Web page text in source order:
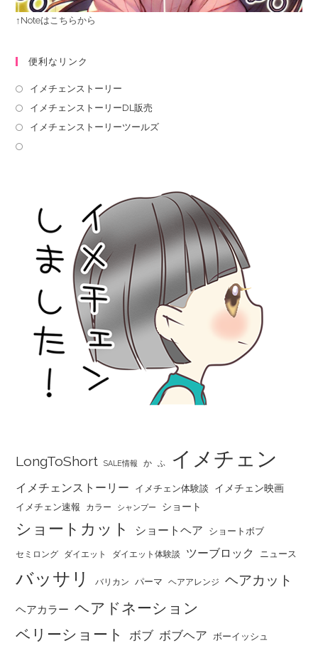
↑Noteはこちらから
便利なリンク
イメチェンストーリー
イメチェンストーリーDL販売
イメチェンストーリーツールズ
LongToShort SALE情報 か ふ イメチェン
イメチェンストーリー イメチェン体験談 イメチェン映画
イメチェン速報 カラー シャンプー ショート
ショートカット ショートヘア ショートボブ
セミロング ダイエット ダイエット体験談 ツーブロック ニュース
バッサリ バリカン パーマ ヘアアレンジ ヘアカット
ヘアカラー ヘアドネーション
ベリーショート
ボブ ボブヘア ボーイッシュ